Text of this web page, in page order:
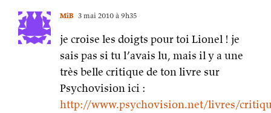
MiB 3 mai 2010 à 9h35
je croise les doigts pour toi Lionel ! je
sais pas si tu l’avais lu, mais il y a une
très belle critique de ton livre sur
Psychovision ici :
http://www.psychovision.net/livres/